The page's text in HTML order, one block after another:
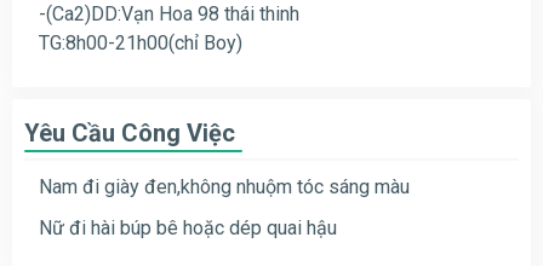
-(Ca2)DD:Vạn Hoa 98 thái thinh
TG:8h00-21h00(chỉ Boy)
Yêu Cầu Công Việc
Nam đi giày đen,không nhuộm tóc sáng màu
Nữ đi hài búp bê hoặc dép quai hậu